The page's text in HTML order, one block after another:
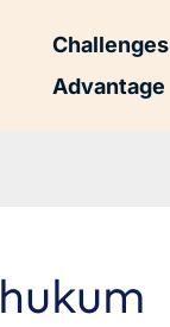
Challenges
Advantage